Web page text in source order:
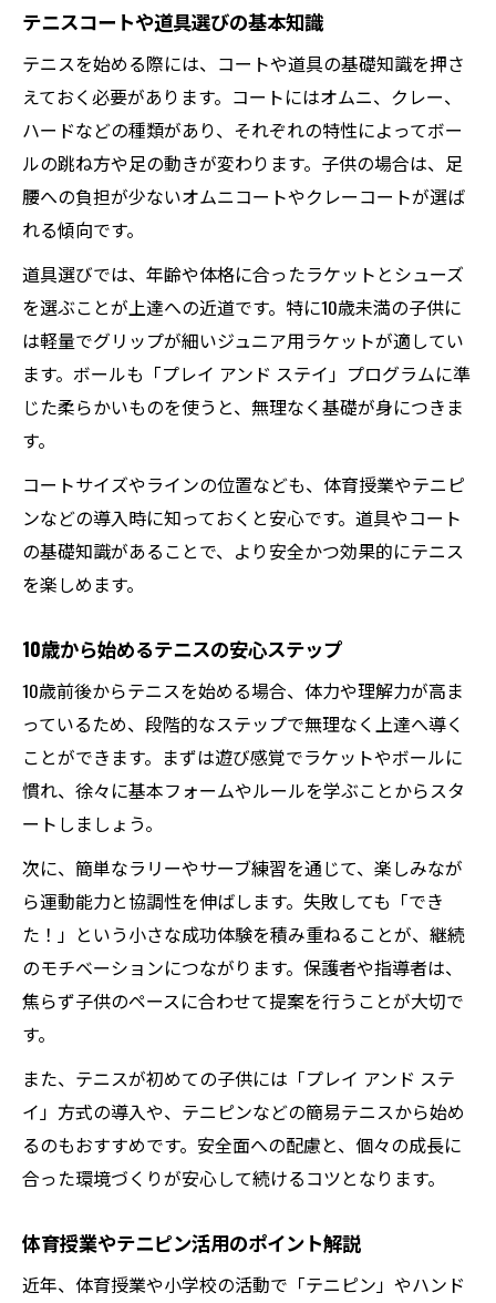
テニスコートや道具選びの基本知識
テニスを始める際には、コートや道具の基礎知識を押さ
えておく必要があります。コートにはオムニ、クレー、
ハードなどの種類があり、それぞれの特性によってボー
ルの跳ね方や足の動きが変わります。子供の場合は、足
腰への負担が少ないオムニコートやクレーコートが選ば
れる傾向です。
道具選びでは、年齢や体格に合ったラケットとシューズ
を選ぶことが上達への近道です。特に10歳未満の子供に
は軽量でグリップが細いジュニア用ラケットが適してい
ます。ボールも「プレイ アンド ステイ」プログラムに準
じた柔らかいものを使うと、無理なく基礎が身につきま
す。
コートサイズやラインの位置なども、体育授業やテニピ
ンなどの導入時に知っておくと安心です。道具やコート
の基礎知識があることで、より安全かつ効果的にテニス
を楽しめます。
10歳から始めるテニスの安心ステップ
10歳前後からテニスを始める場合、体力や理解力が高ま
っているため、段階的なステップで無理なく上達へ導く
ことができます。まずは遊び感覚でラケットやボールに
慣れ、徐々に基本フォームやルールを学ぶことからスタ
ートしましょう。
次に、簡単なラリーやサーブ練習を通じて、楽しみなが
ら運動能力と協調性を伸ばします。失敗しても「でき
た！」という小さな成功体験を積み重ねることが、継続
のモチベーションにつながります。保護者や指導者は、
焦らず子供のペースに合わせて提案を行うことが大切で
す。
また、テニスが初めての子供には「プレイ アンド ステ
イ」方式の導入や、テニピンなどの簡易テニスから始め
るのもおすすめです。安全面への配慮と、個々の成長に
合った環境づくりが安心して続けるコツとなります。
体育授業やテニピン活用のポイント解説
近年、体育授業や小学校の活動で「テニピン」やハンド